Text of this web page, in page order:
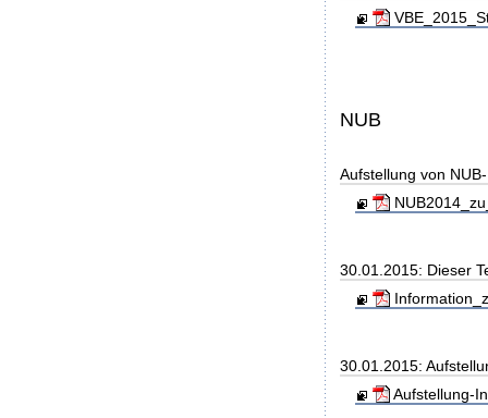
NUB
Aufstellung von
30.01.2015: Dieser
30.01.2015:
Aufstellung-